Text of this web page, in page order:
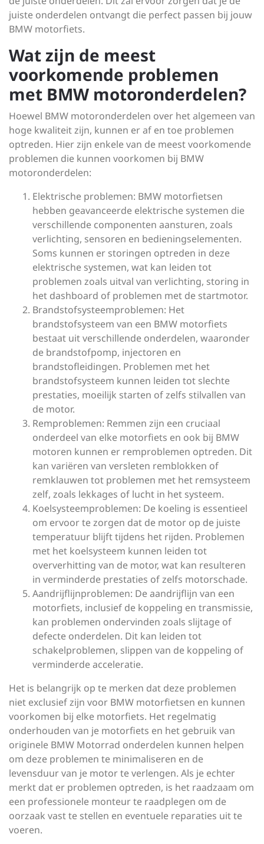
juiste onderdelen ontvangt die perfect passen bij jouw
BMW motorfiets.
Wat zijn de meest
voorkomende problemen
met BMW motoronderdelen?
Hoewel BMW motoronderdelen over het algemeen van
hoge kwaliteit zijn, kunnen er af en toe problemen
optreden. Hier zijn enkele van de meest voorkomende
problemen die kunnen voorkomen bij BMW
motoronderdelen:
Elektrische problemen: BMW motorfietsen
hebben geavanceerde elektrische systemen die
verschillende componenten aansturen, zoals
verlichting, sensoren en bedieningselementen.
Soms kunnen er storingen optreden in deze
elektrische systemen, wat kan leiden tot
problemen zoals uitval van verlichting, storing in
het dashboard of problemen met de startmotor.
Brandstofsysteemproblemen: Het
brandstofsysteem van een BMW motorfiets
bestaat uit verschillende onderdelen, waaronder
de brandstofpomp, injectoren en
brandstofleidingen. Problemen met het
brandstofsysteem kunnen leiden tot slechte
prestaties, moeilijk starten of zelfs stilvallen van
de motor.
Remproblemen: Remmen zijn een cruciaal
onderdeel van elke motorfiets en ook bij BMW
motoren kunnen er remproblemen optreden. Dit
kan variëren van versleten remblokken of
remklauwen tot problemen met het remsysteem
zelf, zoals lekkages of lucht in het systeem.
Koelsysteemproblemen: De koeling is essentieel
om ervoor te zorgen dat de motor op de juiste
temperatuur blijft tijdens het rijden. Problemen
met het koelsysteem kunnen leiden tot
oververhitting van de motor, wat kan resulteren
in verminderde prestaties of zelfs motorschade.
Aandrijflijnproblemen: De aandrijflijn van een
motorfiets, inclusief de koppeling en transmissie,
kan problemen ondervinden zoals slijtage of
defecte onderdelen. Dit kan leiden tot
schakelproblemen, slippen van de koppeling of
verminderde acceleratie.
Het is belangrijk op te merken dat deze problemen
niet exclusief zijn voor BMW motorfietsen en kunnen
voorkomen bij elke motorfiets. Het regelmatig
onderhouden van je motorfiets en het gebruik van
originele BMW Motorrad onderdelen kunnen helpen
om deze problemen te minimaliseren en de
levensduur van je motor te verlengen. Als je echter
merkt dat er problemen optreden, is het raadzaam om
een professionele monteur te raadplegen om de
oorzaak vast te stellen en eventuele reparaties uit te
voeren.